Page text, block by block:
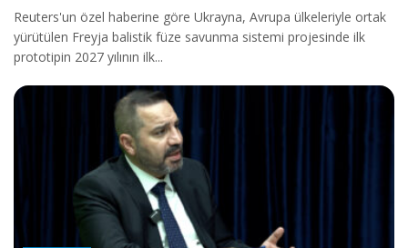
Reuters'un özel haberine göre Ukrayna, Avrupa ülkeleriyle ortak
yürütülen Freyja balistik füze savunma sistemi projesinde ilk
prototipin 2027 yılının ilk...